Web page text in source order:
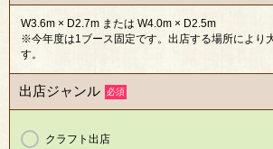
W3.6m × D2.7m または W4.0m × D2.5m
※今年度は1ブース固定です。出店する場所により
す。
出店ジャンル 必須
クラフト出店